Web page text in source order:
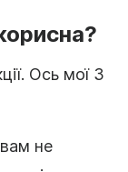
Ось мої 3
не